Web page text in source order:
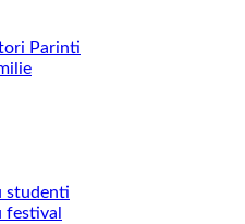
Parinti
studenti
festival